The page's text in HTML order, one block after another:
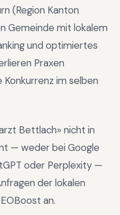
(Region Kanton
Gemeinde mit lokalem
und optimiertes
Praxen
im selben
Bettlach» nicht in
— weder bei Google
oder Perplexity —
der lokalen
an.